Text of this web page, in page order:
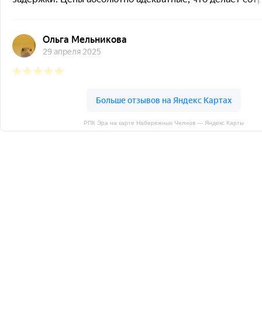
РПК Эра на карте Набережных Челнов — Яндекс Карты